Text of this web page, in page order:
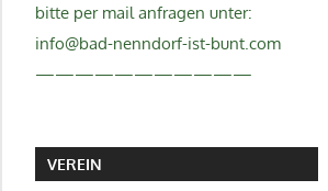
bitte per mail anfragen unter:
info@bad-nenndorf-ist-bunt.com
———————————
VEREIN